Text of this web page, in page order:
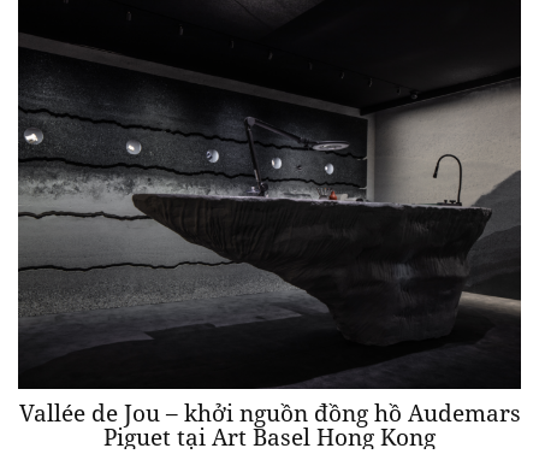
Vallée de Jou – khởi nguồn đồng hồ Audemars
Piguet tại Art Basel Hong Kong